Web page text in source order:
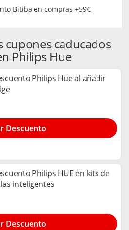
Bitiba en compras +59€
cupones caducados
Philips Hue
Philips Hue al añadir
Descuento
Philips HUE en kits de
inteligentes
Descuento